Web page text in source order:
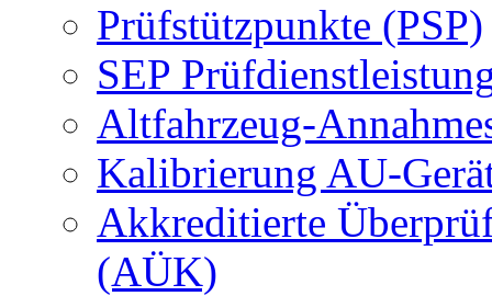
Prüfstützpunkte (PSP)
SEP
Altfahrzeug-
Kalibrierung AU-
Akkreditierte
(AÜK)